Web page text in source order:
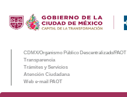
CDMX/Organismo Público Descentralizado/PAOT
Transparencia
Trámites y Servicios
Atención Ciudadana
Web e-mail PAOT